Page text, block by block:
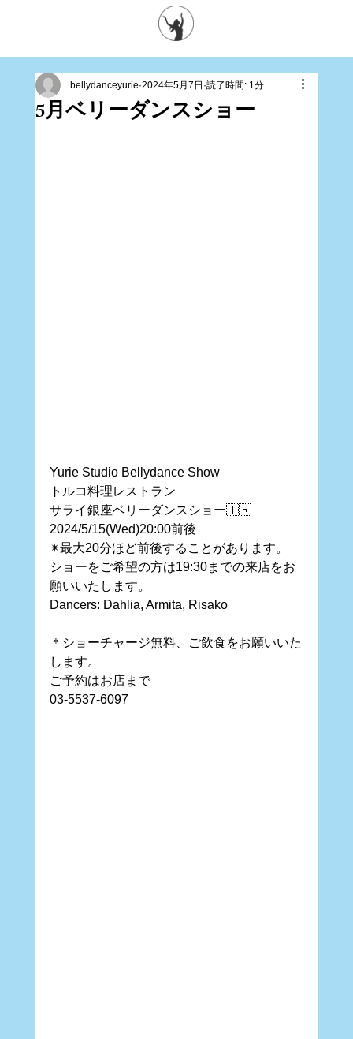
5月ベリーダンスショー
bellydanceyurie 2024年5月7日 読了時間: 1分
Yurie Studio Bellydance Show
トルコ料理レストラン
サライ銀座ベリーダンスショー🇹🇷
2024/5/15(Wed)20:00前後
✴︎最大20分ほど前後することがあります。
ショーをご希望の方は19:30までの来店をお
願いいたします。
Dancers: Dahlia, Armita, Risako
＊ショーチャージ無料、ご飲食をお願いいた
します。
ご予約はお店まで
03-5537-6097